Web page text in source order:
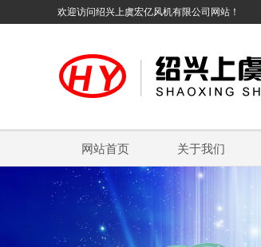
欢迎访问绍兴上虞宏亿风机有限公司网站！
网站首页 关于我们